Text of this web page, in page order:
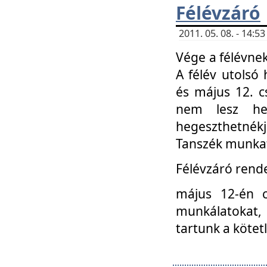
Félévzáró
2011. 05. 08. -
Vége a
A félév utolsó
és május 12.
nem lesz
Tanszék
Félévzáró
május 12-én
tartunk a